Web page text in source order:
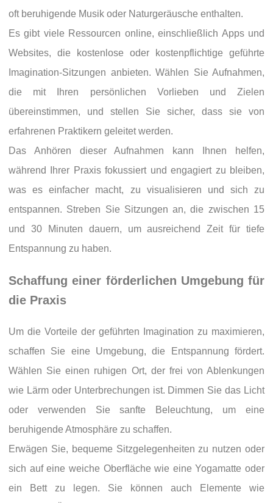
oft beruhigende Musik oder Naturgeräusche enthalten.
Es gibt viele Ressourcen online, einschließlich Apps und
Websites, die kostenlose oder kostenpflichtige geführte
Imagination-Sitzungen anbieten. Wählen Sie Aufnahmen,
die mit Ihren persönlichen Vorlieben und Zielen
übereinstimmen, und stellen Sie sicher, dass sie von
erfahrenen Praktikern geleitet werden.
Das Anhören dieser Aufnahmen kann Ihnen helfen,
während Ihrer Praxis fokussiert und engagiert zu bleiben,
was es einfacher macht, zu visualisieren und sich zu
entspannen. Streben Sie Sitzungen an, die zwischen 15
und 30 Minuten dauern, um ausreichend Zeit für tiefe
Entspannung zu haben.
Schaffung einer förderlichen Umgebung für
die Praxis
Um die Vorteile der geführten Imagination zu maximieren,
schaffen Sie eine Umgebung, die Entspannung fördert.
Wählen Sie einen ruhigen Ort, der frei von Ablenkungen
wie Lärm oder Unterbrechungen ist. Dimmen Sie das Licht
oder verwenden Sie sanfte Beleuchtung, um eine
beruhigende Atmosphäre zu schaffen.
Erwägen Sie, bequeme Sitzgelegenheiten zu nutzen oder
sich auf eine weiche Oberfläche wie eine Yogamatte oder
ein Bett zu legen. Sie können auch Elemente wie